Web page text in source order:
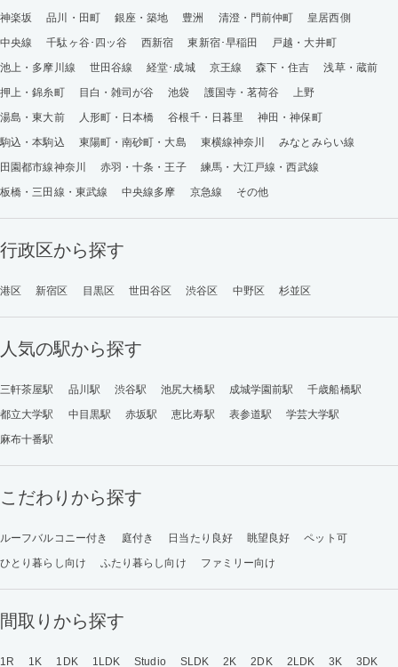
神楽坂
品川・田町 銀座・築地 豊洲 清澄・門前仲町
皇居西側
中央線
千駄ヶ谷･四ッ谷 西新宿 東新宿･早稲田
戸越・大井町
池上・多摩川線
世田谷線 経堂･成城 京王線 森下・住吉
浅草・蔵前
押上・錦糸町
目白・雑司が谷 池袋 護国寺・茗荷谷
上野
湯島・東大前
人形町・日本橋 谷根千・日暮里
神田・神保町
駒込・本駒込
東陽町・南砂町・大島 東横線神奈川
みなとみらい線
田園都市線神奈川
赤羽・十条・王子
練馬・大江戸線・西武線
板橋・三田線・東武線
中央線多摩 京急線 その他
行政区から探す
港区 新宿区 目黒区 世田谷区 渋谷区 中野区 杉並区
人気の駅から探す
三軒茶屋駅 品川駅 渋谷駅 池尻大橋駅 成城学園前駅
千歳船橋駅
都立大学駅
中目黒駅 赤坂駅 恵比寿駅 表参道駅
学芸大学駅
麻布十番駅
こだわりから探す
ルーフバルコニー付き 庭付き 日当たり良好 眺望良好
ペット可
ひとり暮らし向け
ふたり暮らし向け ファミリー向け
間取りから探す
1R 1K 1DK 1LDK Studio SLDK 2K 2DK 2LDK 3K
3DK